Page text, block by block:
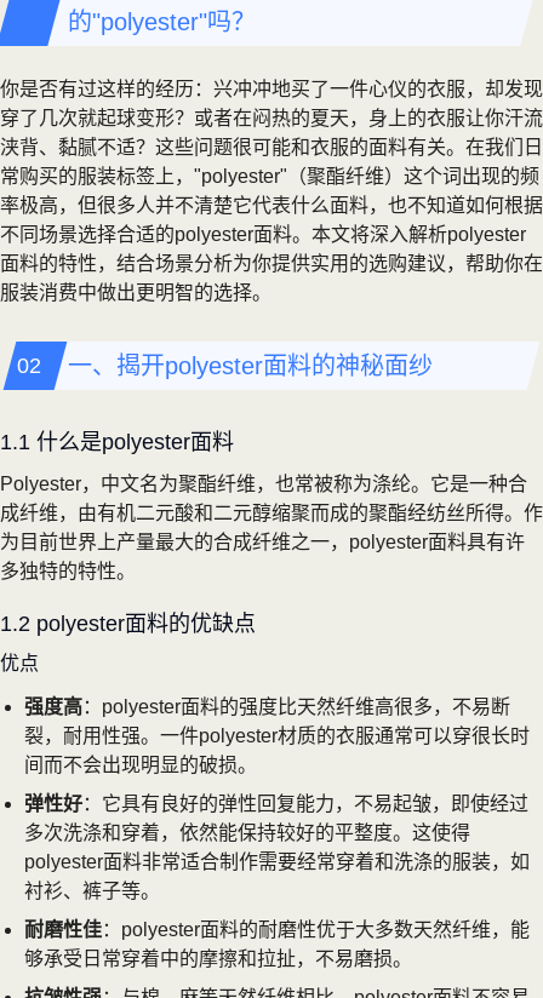
的"polyester"吗？
你是否有过这样的经历：兴冲冲地买了一件心仪的衣服，却发现
穿了几次就起球变形？或者在闷热的夏天，身上的衣服让你汗流
浃背、黏腻不适？这些问题很可能和衣服的面料有关。在我们日
常购买的服装标签上，"polyester"（聚酯纤维）这个词出现的频
率极高，但很多人并不清楚它代表什么面料，也不知道如何根据
不同场景选择合适的polyester面料。本文将深入解析polyester
面料的特性，结合场景分析为你提供实用的选购建议，帮助你在
服装消费中做出更明智的选择。
一、揭开polyester面料的神秘面纱
1.1 什么是polyester面料
Polyester，中文名为聚酯纤维，也常被称为涤纶。它是一种合
成纤维，由有机二元酸和二元醇缩聚而成的聚酯经纺丝所得。作
为目前世界上产量最大的合成纤维之一，polyester面料具有许
多独特的特性。
1.2 polyester面料的优缺点
优点
强度高：polyester面料的强度比天然纤维高很多，不易断
裂，耐用性强。一件polyester材质的衣服通常可以穿很长时
间而不会出现明显的破损。
弹性好：它具有良好的弹性回复能力，不易起皱，即使经过
多次洗涤和穿着，依然能保持较好的平整度。这使得
polyester面料非常适合制作需要经常穿着和洗涤的服装，如
衬衫、裤子等。
耐磨性佳：polyester面料的耐磨性优于大多数天然纤维，能
够承受日常穿着中的摩擦和拉扯，不易磨损。